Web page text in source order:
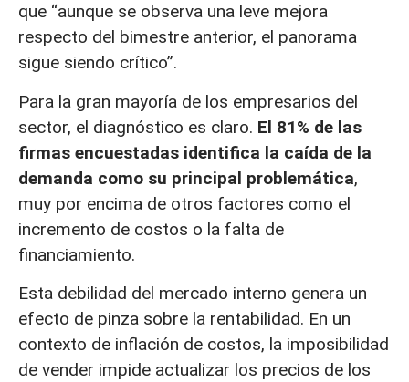
que “aunque se observa una leve mejora
respecto del bimestre anterior, el panorama
sigue siendo crítico”.
Para la gran mayoría de los empresarios del
sector, el diagnóstico es claro. El 81% de las
firmas encuestadas identifica la caída de la
demanda como su principal problemática,
muy por encima de otros factores como el
incremento de costos o la falta de
financiamiento.
Esta debilidad del mercado interno genera un
efecto de pinza sobre la rentabilidad. En un
contexto de inflación de costos, la imposibilidad
de vender impide actualizar los precios de los